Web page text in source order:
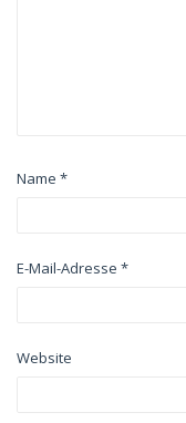
Name *
E-Mail-Adresse *
Website